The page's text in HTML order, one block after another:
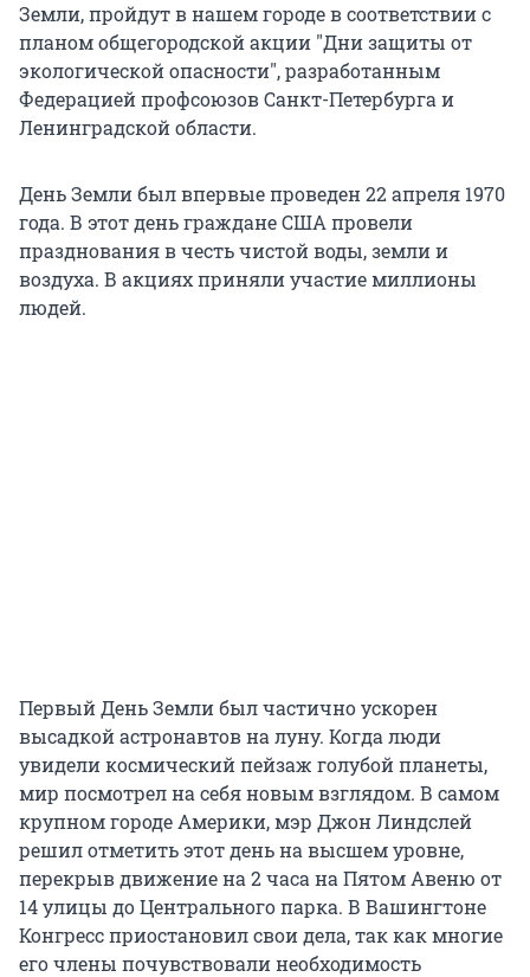
Земли, пройдут в нашем городе в соответствии с
планом общегородской акции "Дни защиты от
экологической опасности", разработанным
Федерацией профсоюзов Санкт-Петербурга и
Ленинградской области.
День Земли был впервые проведен 22 апреля 1970
года. В этот день граждане США провели
празднования в честь чистой воды, земли и
воздуха. В акциях приняли участие миллионы
людей.
Первый День Земли был частично ускорен
высадкой астронавтов на луну. Когда люди
увидели космический пейзаж голубой планеты,
мир посмотрел на себя новым взглядом. В самом
крупном городе Америки, мэр Джон Линдслей
решил отметить этот день на высшем уровне,
перекрыв движение на 2 часа на Пятом Авеню от
14 улицы до Центрального парка. В Вашингтоне
Конгресс приостановил свои дела, так как многие
его члены почувствовали необходимость